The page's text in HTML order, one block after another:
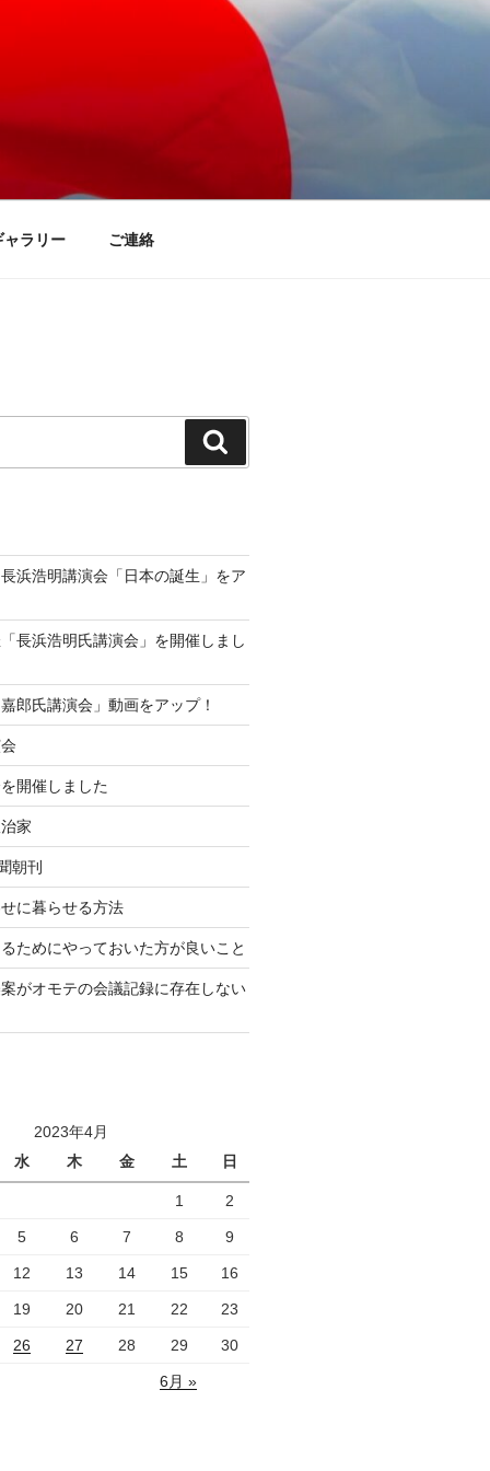
ャラリー ご連絡
索
浜浩明講演会「日本の誕生」をア
長浜浩明氏講演会」を開催しまし
郎氏講演会」動画をアップ！
開催しました
家
朝刊
に暮らせる方法
ためにやっておいた方が良いこと
がオモテの会議記録に存在しない
2023年4月
水
木 金 土 日
1 2
5 6 7 8 9
12 13 14 15 16
19 20 21 22 23
26 27 28 29 30
6月 »